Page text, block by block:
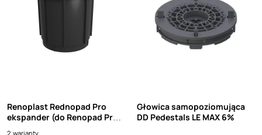
Renoplast Rednopad Pro
ekspander (do Renopad Pro
2 warianty
Głowica samopoziomująca
DD Pedestals LE MAX 6%